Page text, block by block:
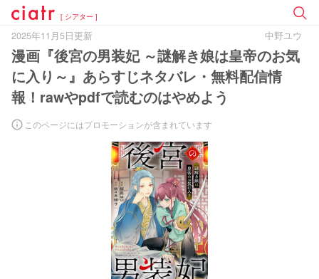
[ シアター ]
2025年11月5日更新 中野ユウ
漫画『後宮の男装妃 ～謎解き娘は皇帝のお気
に入り～』あらすじネタバレ・無料配信情
報！rawやpdfで読むのはやめよう
このページにはプロモーションが含まれています